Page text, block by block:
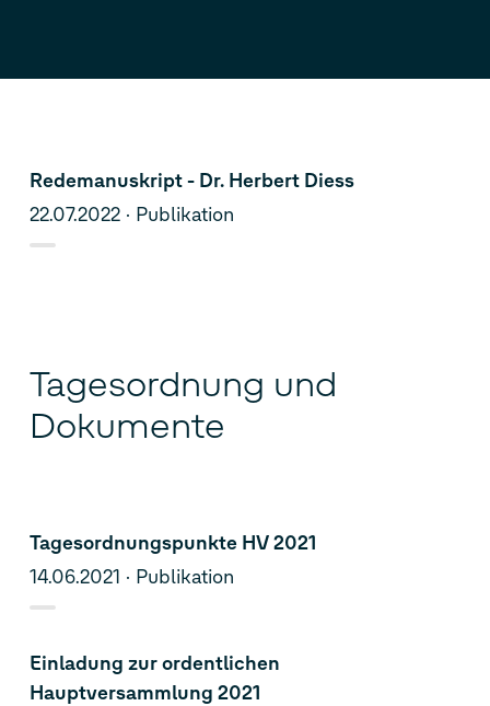
Redemanuskript - Dr. Herbert Diess
22.07.2022
Publikation
Tagesordnung und
Dokumente
Tagesordnungspunkte HV 2021
14.06.2021
Publikation
Einladung zur ordentlichen
Hauptversammlung 2021